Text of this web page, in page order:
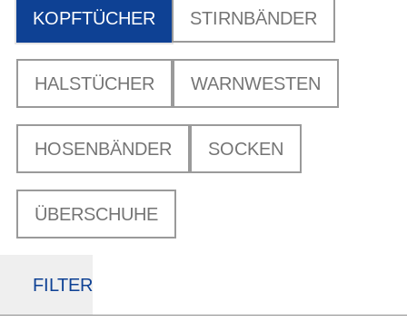
KOPFTÜCHER STIRNBÄNDER
HALSTÜCHER WARNWESTEN
HOSENBÄNDER SOCKEN
ÜBERSCHUHE
FILTER